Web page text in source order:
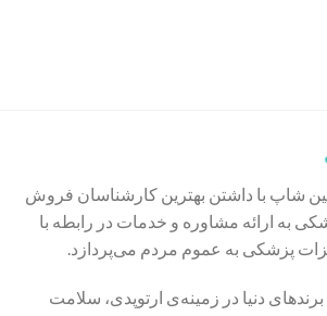
شاپ با داشتن بهترین کارشناسان فروش
به ارائه مشاوره و خدمات در رابطه با
پزشکی به عموم مردم می‌پردازد.
برندهای دنیا در زمینه‌ی ارتوپدی، سلامت